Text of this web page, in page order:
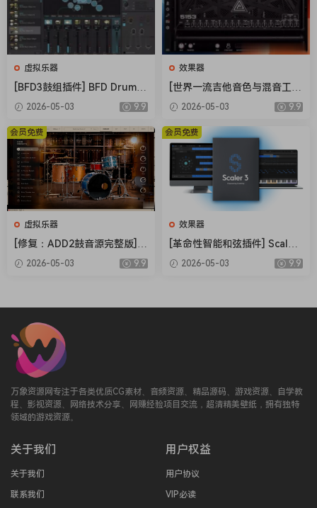
虚拟乐器
[BFD3鼓组插件] BFD Drums
BFD3 v3.5.0.49-R2R [WiN]
2026-05-03 9.9
效果器
[世界一流吉他音色与混音工具
全套合集] STL Tones Bundle
v2026.04 [WiN, MacOSX]（1.
48GB+3.34GB）
2026-05-03 9.9
虚拟乐器
[修复：ADD2鼓音源完整版] X
LN Audio Addictive Drums 2
Complete v2.9.0.4 FIXED ON
2026-05-03 9.9
会员免费
效果器
[革命性智能和弦插件] Scaler
Music Scaler 3 v3.2.2 Regge
d-HCiSO [MacOSX]（1.45G
2026-05-03 9.9
会员免费
万象资源网专注于各类优质CG素材、音频资源、精品源码、游戏资源、自学教
程、影视资源、网络技术分享、网赚经验项目交流，超清精美壁纸，拥有独特
领域的游戏资源。
关于我们
关于我们
联系我们
用户权益
用户协议
VIP必读